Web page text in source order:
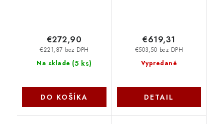
Na sklade (5 ks)
€221,87 bez DPH
€272,90
DO KOŠÍKA
Vypredané
€503,50 bez DPH
€619,31
DETAIL